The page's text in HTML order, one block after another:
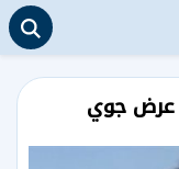
عرض جوي